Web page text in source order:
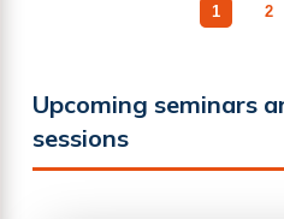
1 2
Upcoming seminars
sessions